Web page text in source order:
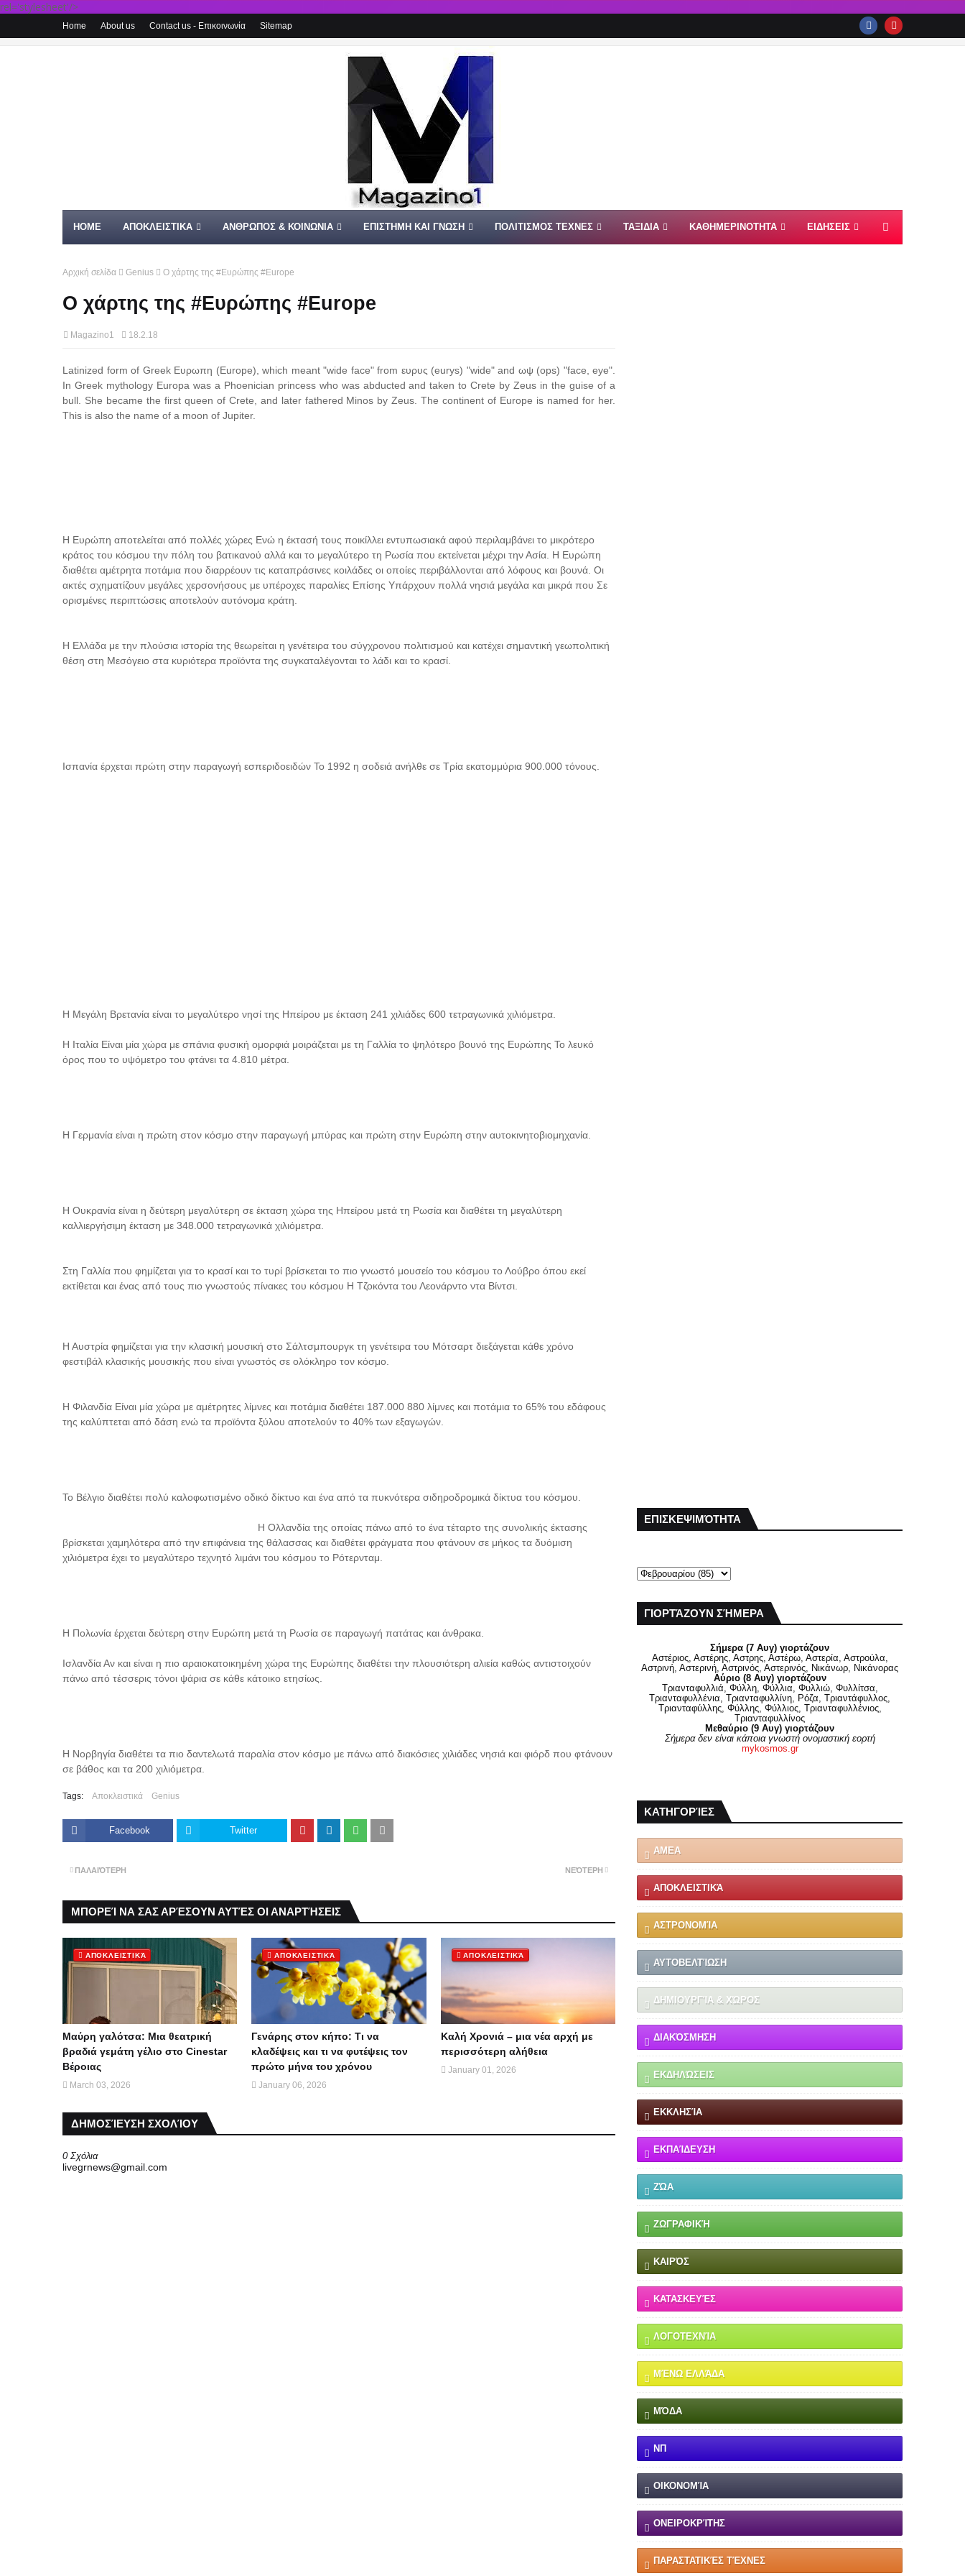
rel='stylesheet'/>
Home About us Contact us - Επικοινωνία Sitemap
HOME ΑΠΟΚΛΕΙΣΤΙΚΑ ΑΝΘΡΩΠΟΣ & ΚΟΙΝΩΝΙΑ ΕΠΙΣΤΗΜΗ ΚΑΙ ΓΝΩΣΗ ΠΟΛΙΤΙΣΜΟΣ ΤΕΧΝΕΣ ΤΑΞΙΔΙΑ ΚΑΘΗΜΕΡΙΝΟΤΗΤΑ ΕΙΔΗΣΕΙΣ
Αρχική σελίδα Genius Ο χάρτης της #Ευρώπης #Europe
Ο χάρτης της #Ευρώπης #Europe
Magazino1 18.2.18
Latinized form of Greek Ευρωπη (Europe), which meant "wide face" from ευρυς (eurys) "wide" and ωψ (ops) "face, eye".
In Greek mythology Europa was a Phoenician princess who was abducted and taken to Crete by Zeus in the guise of a
bull. She became the first queen of Crete, and later fathered Minos by Zeus. The continent of Europe is named for her.
This is also the name of a moon of Jupiter.
Η Ευρώπη αποτελείται από πολλές χώρες Ενώ η έκτασή τους ποικίλλει εντυπωσιακά αφού περιλαμβάνει το μικρότερο
κράτος του κόσμου την πόλη του βατικανού αλλά και το μεγαλύτερο τη Ρωσία που εκτείνεται μέχρι την Ασία. Η Ευρώπη
διαθέτει αμέτρητα ποτάμια που διαρρέουν τις καταπράσινες κοιλάδες οι οποίες περιβάλλονται από λόφους και βουνά. Οι
ακτές σχηματίζουν μεγάλες χερσονήσους με υπέροχες παραλίες Επίσης Υπάρχουν πολλά νησιά μεγάλα και μικρά που Σε
ορισμένες περιπτώσεις αποτελούν αυτόνομα κράτη.
Η Ελλάδα με την πλούσια ιστορία της θεωρείται η γενέτειρα του σύγχρονου πολιτισμού και κατέχει σημαντική γεωπολιτική
θέση στη Μεσόγειο στα κυριότερα προϊόντα της συγκαταλέγονται το λάδι και το κρασί.
Ισπανία έρχεται πρώτη στην παραγωγή εσπεριδοειδών Το 1992 η σοδειά ανήλθε σε Τρία εκατομμύρια 900.000 τόνους.
Η Μεγάλη Βρετανία είναι το μεγαλύτερο νησί της Ηπείρου με έκταση 241 χιλιάδες 600 τετραγωνικά χιλιόμετρα.
Η Ιταλία Είναι μία χώρα με σπάνια φυσική ομορφιά μοιράζεται με τη Γαλλία το ψηλότερο βουνό της Ευρώπης Το λευκό
όρος που το υψόμετρο του φτάνει τα 4.810 μέτρα.
Η Γερμανία είναι η πρώτη στον κόσμο στην παραγωγή μπύρας και πρώτη στην Ευρώπη στην αυτοκινητοβιομηχανία.
Η Ουκρανία είναι η δεύτερη μεγαλύτερη σε έκταση χώρα της Ηπείρου μετά τη Ρωσία και διαθέτει τη μεγαλύτερη
καλλιεργήσιμη έκταση με 348.000 τετραγωνικά χιλιόμετρα.
Στη Γαλλία που φημίζεται για το κρασί και το τυρί βρίσκεται το πιο γνωστό μουσείο του κόσμου το Λούβρο όπου εκεί
εκτίθεται και ένας από τους πιο γνωστούς πίνακες του κόσμου Η Τζοκόντα του Λεονάρντο ντα Βίντσι.
Η Αυστρία φημίζεται για την κλασική μουσική στο Σάλτσμπουργκ τη γενέτειρα του Μότσαρτ διεξάγεται κάθε χρόνο
φεστιβάλ κλασικής μουσικής που είναι γνωστός σε ολόκληρο τον κόσμο.
Η Φιλανδία Είναι μία χώρα με αμέτρητες λίμνες και ποτάμια διαθέτει 187.000 880 λίμνες και ποτάμια το 65% του εδάφους
της καλύπτεται από δάση ενώ τα προϊόντα ξύλου αποτελούν το 40% των εξαγωγών.
Το Βέλγιο διαθέτει πολύ καλοφωτισμένο οδικό δίκτυο και ένα από τα πυκνότερα σιδηροδρομικά δίκτυα του κόσμου.
Η Ολλανδία της οποίας πάνω από το ένα τέταρτο της συνολικής έκτασης
βρίσκεται χαμηλότερα από την επιφάνεια της θάλασσας και διαθέτει φράγματα που φτάνουν σε μήκος τα δυόμιση
χιλιόμετρα έχει το μεγαλύτερο τεχνητό λιμάνι του κόσμου το Ρότερνταμ.
Η Πολωνία έρχεται δεύτερη στην Ευρώπη μετά τη Ρωσία σε παραγωγή πατάτας και άνθρακα.
Ισλανδία Αν και είναι η πιο αραιοκατοικημένη χώρα της Ευρώπης διαθέτει την πλουσιότερη αλιεία καθώς αντιστοιχούν
πάνω από τέσσερις τόνοι ψάρια σε κάθε κάτοικο ετησίως.
Η Νορβηγία διαθέτει τα πιο δαντελωτά παραλία στον κόσμο με πάνω από διακόσιες χιλιάδες νησιά και φιόρδ που φτάνουν
σε βάθος και τα 200 χιλιόμετρα.
Tags: Αποκλειστικά Genius
Facebook Twitter
ΝΕΌΤΕΡΗ
ΠΑΛΑΙΌΤΕΡΗ
ΜΠΟΡΕΊ ΝΑ ΣΑΣ ΑΡΈΣΟΥΝ ΑΥΤΈΣ ΟΙ ΑΝΑΡΤΉΣΕΙΣ
ΑΠΟΚΛΕΙΣΤΙΚΆ
Μαύρη γαλότσα: Μια θεατρική
βραδιά γεμάτη γέλιο στο Cinestar
Βέροιας
March 03, 2026
ΑΠΟΚΛΕΙΣΤΙΚΆ
Γενάρης στον κήπο: Τι να
κλαδέψεις και τι να φυτέψεις τον
πρώτο μήνα του χρόνου
January 06, 2026
ΑΠΟΚΛΕΙΣΤΙΚΆ
Καλή Χρονιά – μια νέα αρχή με
περισσότερη αλήθεια
January 01, 2026
ΔΗΜΟΣΊΕΥΣΗ ΣΧΟΛΊΟΥ
0 Σχόλια
livegrnews@gmail.com
ΕΠΙΣΚΕΨΙΜΌΤΗΤΑ
ΓΙΟΡΤΆΖΟΥΝ ΣΉΜΕΡΑ
Σήμερα (7 Αυγ) γιορτάζουν
Αστέριος, Αστέρης, Αστρης, Αστέρω, Αστερία, Αστρούλα,
Αστρινή, Αστερινή, Αστρινός, Αστερινός, Νικάνωρ, Νικάνορας
Αύριο (8 Αυγ) γιορτάζουν
Τριανταφυλλιά, Φύλλη, Φύλλια, Φυλλιώ, Φυλλίτσα,
Τριανταφυλλένια, Τριανταφυλλίνη, Ρόζα, Τριαντάφυλλος,
Τριανταφύλλης, Φύλλης, Φύλλιος, Τριανταφυλλένιος,
Τριανταφυλλίνος
Μεθαύριο (9 Αυγ) γιορτάζουν
Σήμερα δεν είναι κάποια γνωστή ονομαστική εορτή
mykosmos.gr
ΚΑΤΗΓΟΡΊΕΣ
ΑΜΕΑ
ΑΠΟΚΛΕΙΣΤΙΚΆ
ΑΣΤΡΟΝΟΜΊΑ
ΑΥΤΟΒΕΛΤΊΩΣΗ
ΔΗΜΙΟΥΡΓΊΑ & ΧΏΡΟΣ
ΔΙΑΚΌΣΜΗΣΗ
ΕΚΔΗΛΏΣΕΙΣ
ΕΚΚΛΗΣΊΑ
ΕΚΠΑΊΔΕΥΣΗ
ΖΏΑ
ΖΩΓΡΑΦΙΚΉ
ΚΑΙΡΌΣ
ΚΑΤΑΣΚΕΥΈΣ
ΛΟΓΟΤΕΧΝΊΑ
ΜΈΝΩ ΕΛΛΆΔΑ
ΜΌΔΑ
ΝΠ
ΟΙΚΟΝΟΜΊΑ
ΟΝΕΙΡΟΚΡΊΤΗΣ
ΠΑΡΑΣΤΑΤΙΚΈΣ ΤΈΧΝΕΣ